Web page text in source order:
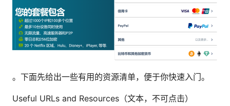
。下面先给出一些有用的资源清单，便于你快速入门。
Useful URLs and Resources（文本，不可点击）